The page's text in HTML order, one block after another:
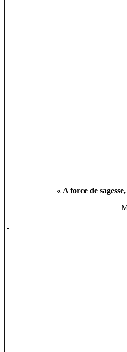
« A force de